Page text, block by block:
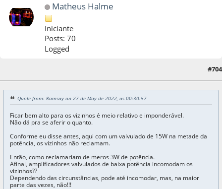
Matheus Halme
Iniciante
Posts: 70
Logged
#704
Quote from: Ramsay on 27 de May de 2022, as 00:30:57
Ficar bem alto para os vizinhos é meio relativo e imponderável.
Não dá pra se aferir o quanto.
Conforme eu disse antes, aqui com um valvulado de 15W na metade da
potência, os vizinhos não reclamam.
Então, como reclamariam de meros 3W de potência.
Afinal, amplificadores valvulados de baixa potência incomodam os
vizinhos??
Dependendo das circunstâncias, pode até incomodar, mas, na maior
parte das vezes, não!!!